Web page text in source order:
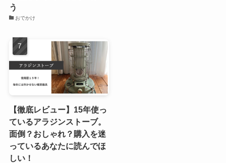
う
おでかけ
【徹底レビュー】15年使っ
ているアラジンストーブ。
面倒？おしゃれ？購入を迷
っているあなたに読んでほ
しい！